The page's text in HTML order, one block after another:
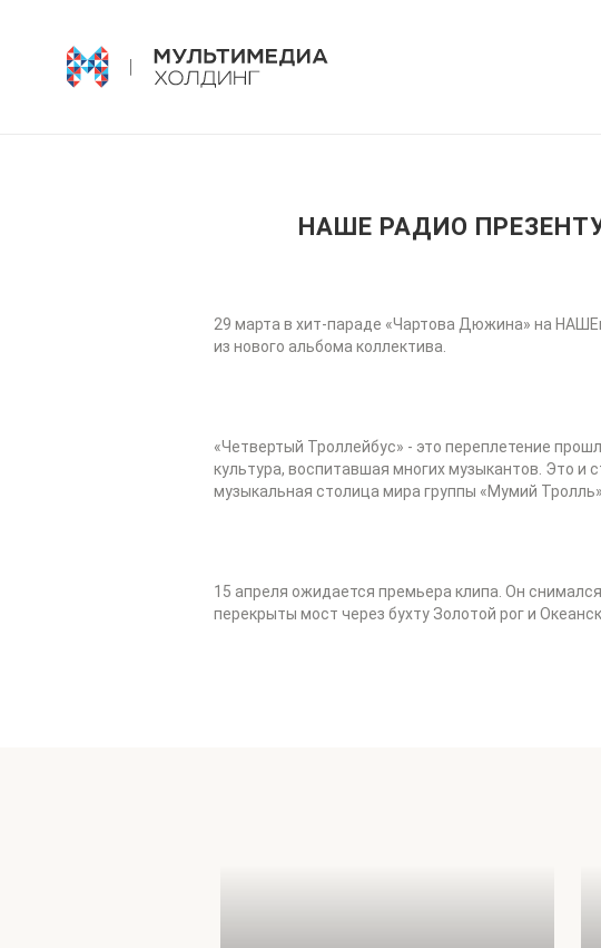
НАШЕ РАДИО
29 марта в хит-параде «Чартова Дюжина» на
из нового альбома коллектива.
«Четвертый Троллейбус» - это переплетение
культура, воспитавшая многих музыкантов. Это и
музыкальная столица мира группы «Мумий Тролль».
15 апреля ожидается премьера клипа. Он
перекрыты мост через бухту Золотой рог и